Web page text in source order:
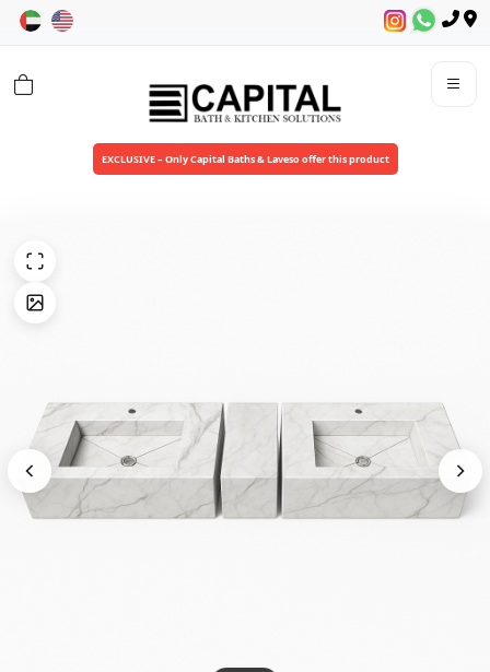
EXCLUSIVE – Only Capital Baths & Laveso offer this product